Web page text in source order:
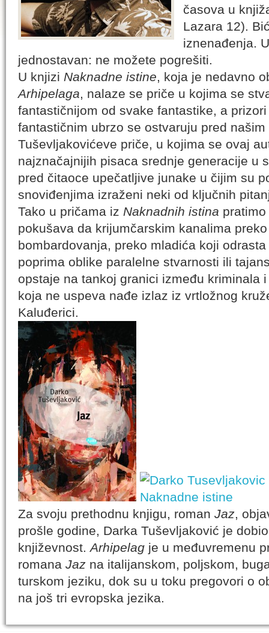
časova u
Lazara 12).
iznenađenja.
jednostavan: ne možete pogrešiti.
U knjizi Naknadne istine, koja je nedavno
Arhipelaga, nalaze se priče u kojima se
fantastičnijom od svake fantastike, a
fantastičnim ubrzo se ostvaruju pred
Tuševljakovićeve priče, u kojima se ovaj
najznačajnijih pisaca srednje generacije u
pred čitaoce upečatljive junake u čijim su
snoviđenjima izraženi neki od ključnih
Tako u pričama iz Naknadnih istina
pokušava da krijumčarskim kanalima
bombardovanja, preko mladića koji
poprima oblike paralelne stvarnosti ili
opstaje na tankoj granici između kriminala
koja ne uspeva nađe izlaz iz vrtložnog
Kaluđerici.
Za svoju prethodnu knjigu, roman Jaz,
prošle godine, Darka Tuševljaković je
književnost.Arhipelag je u međuvremenu
romana Jaz na italijanskom, poljskom,
turskom jeziku, dok su u toku pregovori o
na još tri evropska jezika.